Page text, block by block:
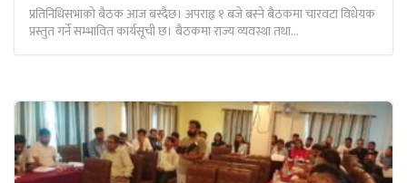
प्रतिनिधिसभाको बैठक आज बस्दैछ। अपराह्न १ बजे बस्ने बैठकमा चारवटा विधेयक
प्रस्तुत गर्ने सम्भावित कार्यसूची छ। बैठकमा राज्य व्यवस्था तथा…